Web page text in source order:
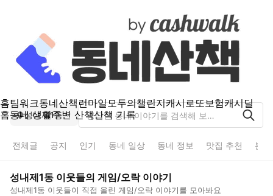
홈팀워크동네산책런마일모두의챌린지캐시로또보험캐시딜
홈동네 생활주변 산책산책 기록
성내제1동
전체글 공지 인기 동네 일상 동네 정보 맛집 추천 분
성내제1동 이웃들의 게임/오락이야기
성내제1동 이웃들이 직접 올린 게임/오락 이야기를 모아봐요